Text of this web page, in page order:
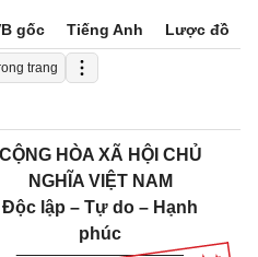
gốc Tiếng Anh Lược đồ
trang
CỘNG HÒA XÃ HỘI CHỦ
NGHĨA VIỆT NAM
Độc lập – Tự do – Hạnh
phúc
_________________